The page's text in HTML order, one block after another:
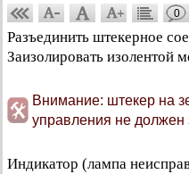
0
Разъединить штекерное
Заизолировать изолентой
Внимание: штекер на
управления не должен
Индикатор (лампа